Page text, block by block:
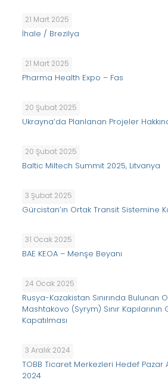
21 Mart 2025
İhale / Brezilya
21 Mart 2025
Pharma Health Expo – Fas
20 Şubat 2025
Ukrayna’da Planlanan Projeler
20 Şubat 2025
Baltic Miltech Summit 2025, Litvanya
3 Şubat 2025
Gürcistan’ın Ortak Transit Sistemine
31 Ocak 2025
BAE KEOA – Menşe Beyanı
24 Ocak 2025
Rusya-Kazakistan Sınırında Bulunan
Mashtakovo (Syrym) Sınır
Kapatılması
3 Aralık 2024
TOBB Ticaret Merkezleri Hedef Pazar
2024